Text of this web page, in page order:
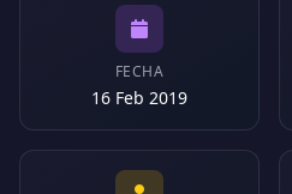
FECHA
16 Feb 2019